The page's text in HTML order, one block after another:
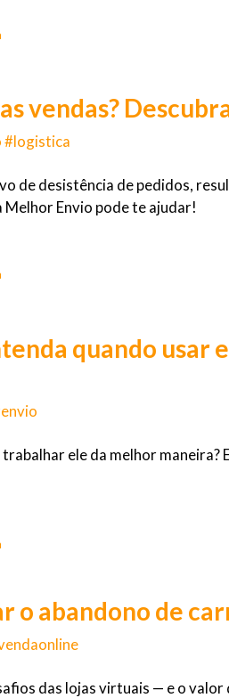
vendas?
de desistência de pedidos,
Melhor Envio pode te ajudar!
quando usar
ele da melhor maneira?
o abandono de
das lojas virtuais — e o